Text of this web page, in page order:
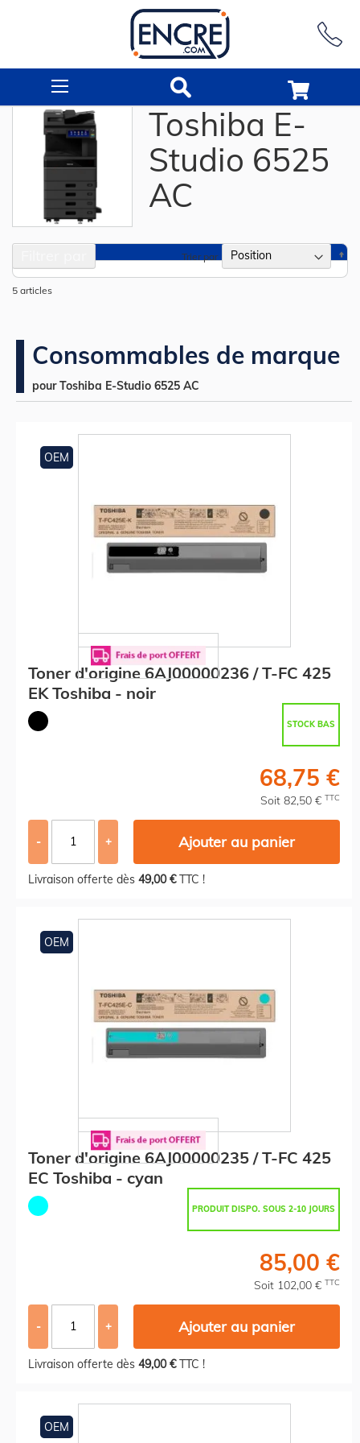
Toshiba E-
Studio 6525
AC
5 articles
Trier par
Consommables de marque
pour Toshiba E-Studio 6525 AC
OEM
Toner d'origine 6AJ00000236 / T-FC 425
EK Toshiba - noir
STOCK BAS
68,75 €
Soit 82,50 € TTC
- + Ajouter au panier
Livraison offerte dès 49,00 €TTC !
OEM
Toner d'origine 6AJ00000235 / T-FC 425
EC Toshiba - cyan
PRODUIT DISPO. SOUS 2-10 JOURS
85,00 €
Soit 102,00 € TTC
- + Ajouter au panier
Livraison offerte dès 49,00 €TTC !
OEM